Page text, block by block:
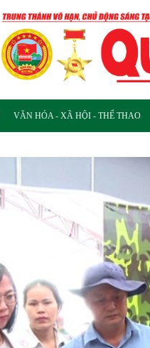
VĂN HÓA - XÃ HỘI - THỂ THAO